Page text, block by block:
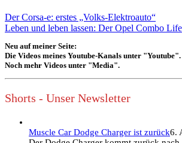
Der Corsa-e: erstes „Volks-Elektroauto“
Leben und leben lassen: Der Opel Combo Life
Neu auf meiner Seite:
Die Videos meines Youtube-Kanals unter "Youtube".
Noch mehr Videos unter "Media".
Shorts - Unser Newsletter
Muscle Car Dodge Charger ist zurück6.